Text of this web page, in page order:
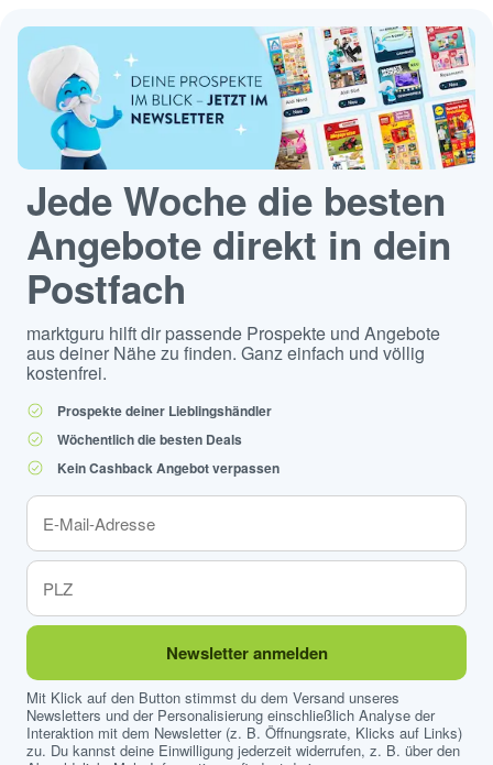
Jede Woche die besten
Angebote direkt in dein
Postfach
marktguru hilft dir passende Prospekte und Angebote
aus deiner Nähe zu finden. Ganz einfach und völlig
kostenfrei.
Prospekte deiner Lieblingshändler
Wöchentlich die besten Deals
Kein Cashback Angebot verpassen
Newsletter anmelden
Mit Klick auf den Button stimmst du dem Versand unseres
Newsletters und der Personalisierung einschließlich Analyse der
Interaktion mit dem Newsletter (z. B. Öffnungsrate, Klicks auf Links)
zu. Du kannst deine Einwilligung jederzeit widerrufen, z. B. über den